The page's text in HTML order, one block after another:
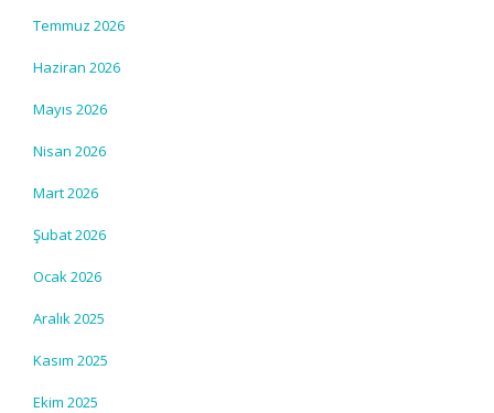
Temmuz 2026
Haziran 2026
Mayıs 2026
Nisan 2026
Mart 2026
Şubat 2026
Ocak 2026
Aralık 2025
Kasım 2025
Ekim 2025